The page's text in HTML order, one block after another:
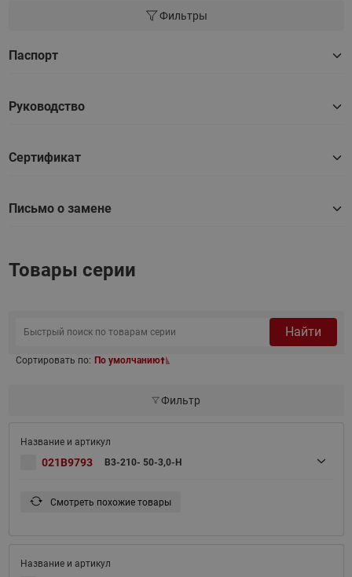
Фильтры
Паспорт
Руководство
Сертификат
Письмо о замене
Товары серии
Найти
Сортировать по: По умолчанию
Фильтр
021B9793 B3-210- 50-3,0-H
Смотреть похожие товары